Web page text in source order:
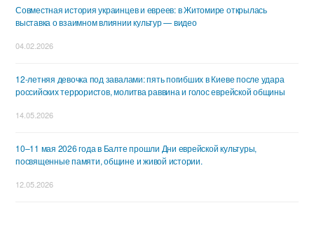
Совместная история украинцев и евреев: в Житомире открылась
выставка о взаимном влиянии культур — видео
04.02.2026
12-летняя девочка под завалами: пять погибших в Киеве после удара
российских террористов, молитва раввина и голос еврейской общины
14.05.2026
10–11 мая 2026 года в Балте прошли Дни еврейской культуры,
посвященные памяти, общине и живой истории.
12.05.2026